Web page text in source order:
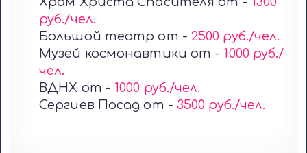
руб./чел.
Большой театр от - 2500 руб./чел.
Музей космонавтики от - 1000 руб./
чел.
ВДНХ от - 1000 руб./чел.
Сергиев Посад от - 3500 руб./чел.